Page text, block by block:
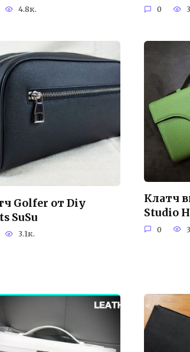
4.8к. 0
Golfer от Diy
SuSu
3.1к.
Клатч
Studio
0